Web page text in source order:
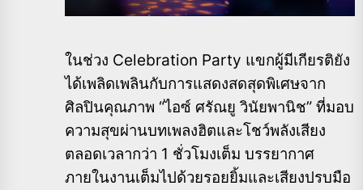
ในช่วง Celebration Party แขกผู้มีเกียรติยัง
ได้เพลิดเพลินกับการแสดงสดสุดพิเศษจาก
ศิลปินคุณภาพ “ไอซ์ ศรัณยู วินัยพานิช” ที่มอบ
ความสุขผ่านบทเพลงฮิตและโชว์พลังเสียง
ตลอดเวลากว่า 1 ชั่วโมงเต็ม บรรยากาศ
ภายในงานเต็มไปด้วยรอยยิ้มและเสียงปรบมือ